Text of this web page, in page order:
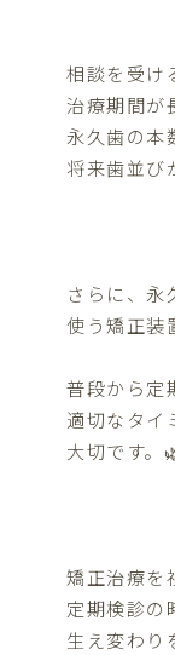
相談を受け
治療期間が
永久歯の本
将来歯並び
さらに、永
使う矯正装
普段から定
適切なタイ
大切です。
矯正治療を
定期検診の
生え変わり